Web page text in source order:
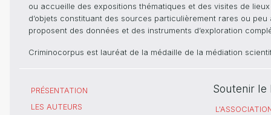
ou accueille des expositions thématiques et des visites de
d’objets constituant des sources particulièrement rares ou
proposent des données et des instruments d’exploration
Criminocorpus est lauréat de la médaille de la médiation
PRÉSENTATION
LES AUTEURS
Soutenir le